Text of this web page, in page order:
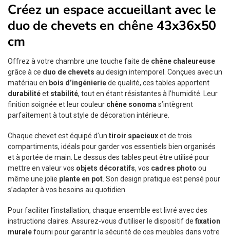
Créez un espace accueillant avec le
duo de chevets en chêne 43x36x50
cm
Offrez à votre chambre une touche faite de chêne chaleureuse
grâce à ce duo de chevets au design intemporel. Conçues avec un
matériau en bois d’ingénieriede qualité, ces tables apportent
durabilitéet stabilité, tout en étant résistantes à l’humidité. Leur
finition soignée et leur couleur chêne sonoma s’intègrent
parfaitement à tout style de décoration intérieure.
Chaque chevet est équipé d’un tiroir spacieuxet de trois
compartiments, idéals pour garder vos essentiels bien organisés
et à portée de main. Le dessus des tables peut être utilisé pour
mettre en valeur vos objets décoratifs, vos cadres photo ou
même une jolie plante en pot . Son design pratique est pensé pour
s’adapter à vos besoins au quotidien.
Pour faciliter l’installation, chaque ensemble est livré avec des
instructions claires. Assurez-vous d’utiliser le dispositif de fixation
muralefourni pour garantir la sécurité de ces meubles dans votre